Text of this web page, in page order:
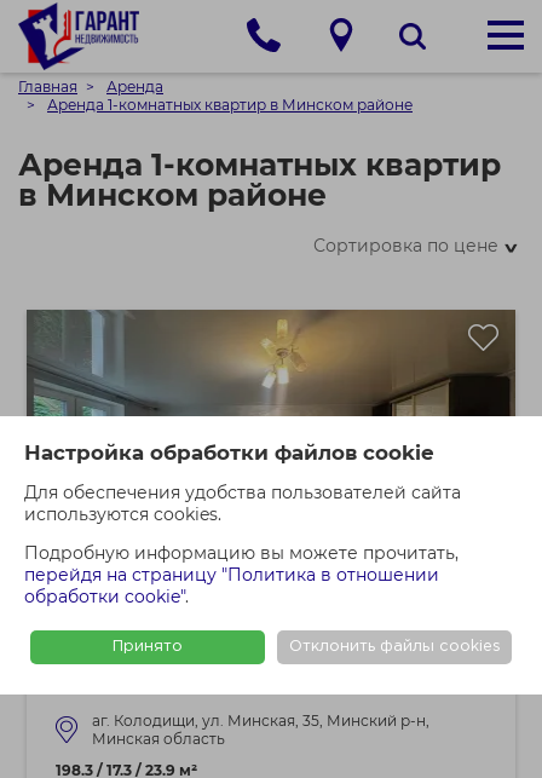
Настройка обработки файлов cookie
Для обеспечения удобства пользователей сайта
используются cookies.
Подробную информацию вы можете прочитать,
перейдя на страницу "Политика в отношении
обработки cookie".
Принято Отклонить файлы cookies
Главная
Аренда
Аренда 1-комнатных квартир в Минском районе
Аренда 1-комнатных квартир
в Минском районе
Сортировка по цене>
1 - КОМНАТНАЯ КВАРТИРА 1 500 BYN
Колодищи, ул. Минская, 35 (Минский р-н,
аг. Колодищи, ул. Минская, 35, Минский р-н,
Минская область
198.3 / 17.3 / 23.9 м²